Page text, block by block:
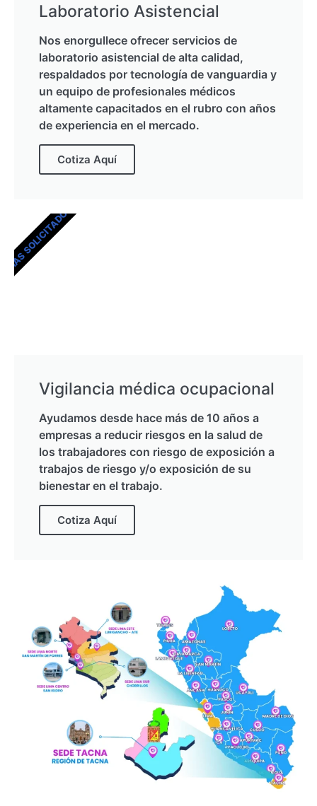
Laboratorio Asistencial
Nos enorgullece ofrecer servicios de
laboratorio asistencial de alta calidad,
respaldados por tecnología de vanguardia y
un equipo de profesionales médicos
altamente capacitados en el rubro con años
de experiencia en el mercado.
Cotiza Aquí
Vigilancia médica ocupacional
Ayudamos desde hace más de 10 años a
empresas a reducir riesgos en la salud de
los trabajadores con riesgo de exposición a
trabajos de riesgo y/o exposición de su
bienestar en el trabajo.
Cotiza Aquí
MÁS SOLICITADOS